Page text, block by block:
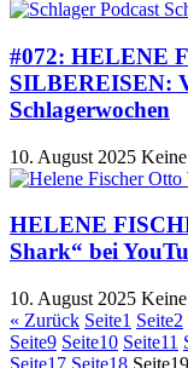
#072: HELENE
SILBEREISEN:
Schlagerwochen
10. August 2025
HELENE
Shark“ bei
10. August 2025
« Zurück Seite1 Seite2
Seite9 Seite10 Seite11